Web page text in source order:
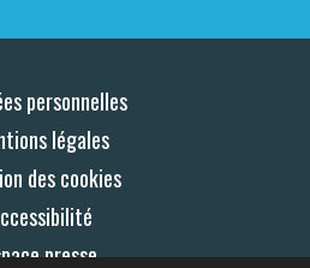
personnelles
légales
des cookies
presse